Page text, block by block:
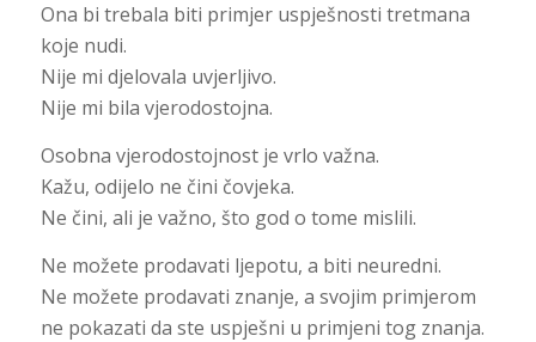
Ona bi trebala biti primjer uspješnosti tretmana
koje nudi.
Nije mi djelovala uvjerljivo.
Nije mi bila vjerodostojna.
Osobna vjerodostojnost je vrlo važna.
Kažu, odijelo ne čini čovjeka.
Ne čini, ali je važno, što god o tome mislili.
Ne možete prodavati ljepotu, a biti neuredni.
Ne možete prodavati znanje, a svojim primjerom
ne pokazati da ste uspješni u primjeni tog znanja.